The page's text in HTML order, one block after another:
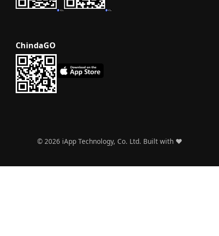
ChindaGO
© 2026 iApp Technology, Co. Ltd. Built with ❤️